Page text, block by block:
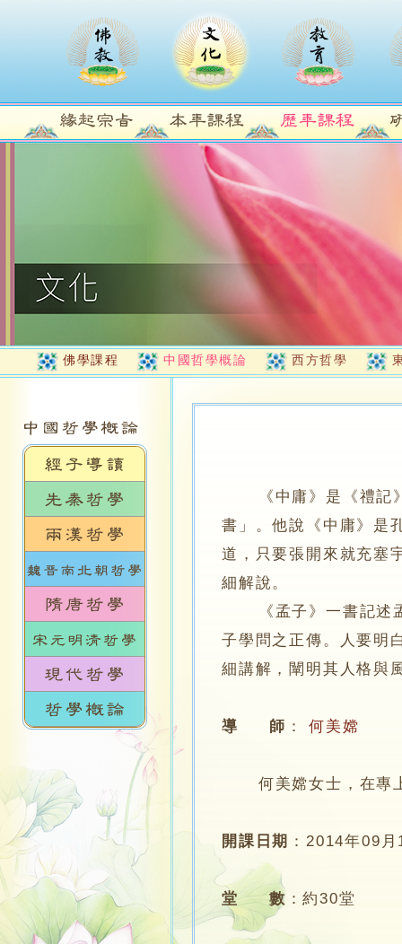
佛學課程 中國哲學概論 西方哲學
《中庸》是《禮
書」。他說《中庸》是
道，只要張開來就充塞
細解說。
《孟子》一書記述孟
子學問之正傳。人要明
細講解，闡明其人格與
導 師 ： 何美嫦
何美嫦女士，在專上
開課日期 ：2014年09月
堂 數 ：約30堂